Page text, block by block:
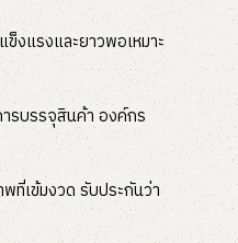
งแรงและยาวพอเหมาะ
รบรรจุสินค้า องค์กร
ที่เข้มงวด รับประกันว่า